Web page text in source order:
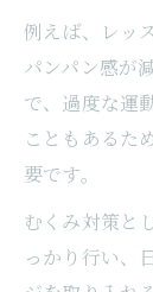
例えば、レッ
パンパン感が
で、過度な運
こともあるた
要です。
むくみ対策と
っかり行い、